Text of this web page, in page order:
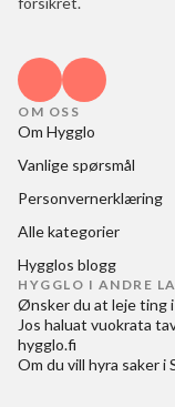
OM OSS
Om Hygglo
Vanlige spørsmål
Personvernerklæring
Alle kategorier
Hygglos blogg
HYGGLO I ANDRE
Ønsker du at leje ting
Jos haluat vuokrata
hygglo.fi
Om du vill hyra saker i